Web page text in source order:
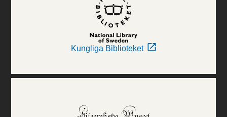
Kungliga Biblioteket